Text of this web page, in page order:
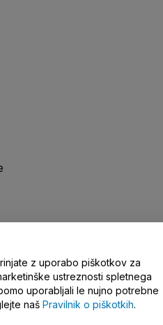
z nami
z uporabo piškotkov za
ustreznosti spletnega
uporabljali le nujno potrebne
naš Pravilnik o piškotkih.